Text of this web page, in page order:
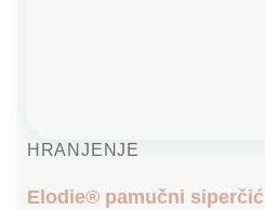
HRANJENJE
Elodie® pamučni